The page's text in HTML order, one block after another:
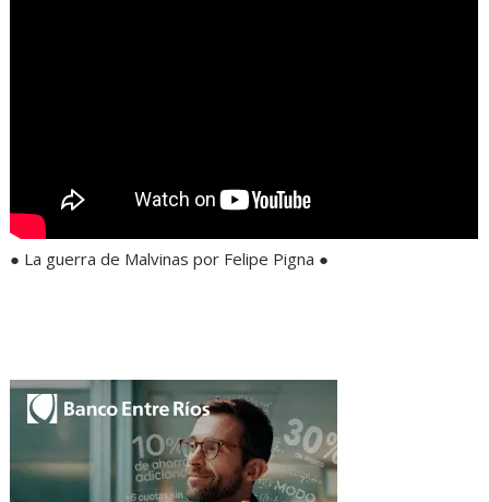
● La guerra de Malvinas por Felipe Pigna ●